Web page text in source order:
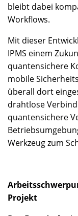
bleibt dabei
Workflows.
Mit dieser
IPMS einem
quantensichere
mobile
überall dort
drahtlose
quantensichere
Werkzeug zum
Projekt